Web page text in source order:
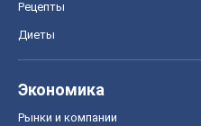
Рецепты
Диеты
Экономика
Рынки и компании